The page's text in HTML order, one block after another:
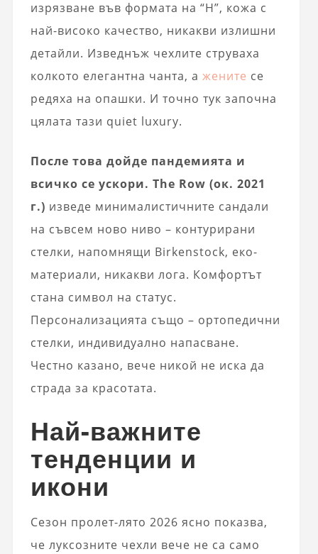
изрязване във формата на “H”, кожа с
най-високо качество, никакви излишни
детайли. Изведнъж чехлите струваха
колкото елегантна чанта, а жените се
редяха на опашки. И точно тук започна
цялата тази quiet luxury.
После това дойде пандемията и
всичко се ускори. The Row (ок. 2021
г.) изведе минималистичните сандали
на съвсем ново ниво – контурирани
стелки, напомнящи Birkenstock, еко-
материали, никакви лога. Комфортът
стана символ на статус.
Персонализацията също – ортопедични
стелки, индивидуално напасване.
Честно казано, вече никой не иска да
страда за красотата.
Най-важните
тенденции и
икони
Сезон пролет-лято 2026 ясно показва,
че луксозните чехли вече не са само